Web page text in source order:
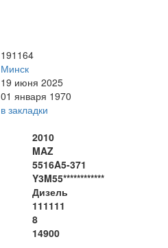
191164
Минск
19 июня 2025
01 января 1970
в закладки
2010
MAZ
5516A5-371
Y3M55************
Дизель
111111
8
14900